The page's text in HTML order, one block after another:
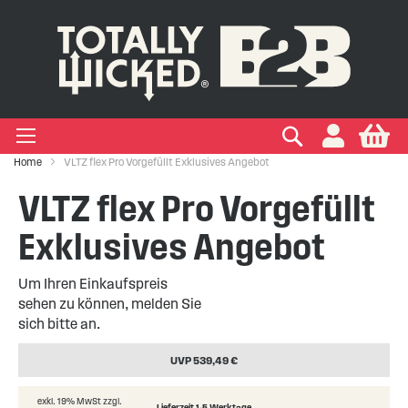
Suchen
EINWEG E-ZIGARETTEN
VAPE PODS
Arten
+
VAPE KITS
MARKEN
+
Home VLTZ flex Pro Vorgefüllt Exklusives Angebot
VLTZ flex Pro Vorgefüllt
Exklusives Angebot
Um Ihren Einkaufspreis
sehen zu können, melden Sie
sich bitte an.
UVP 539,49 €
exkl. 19% MwSt zzgl.